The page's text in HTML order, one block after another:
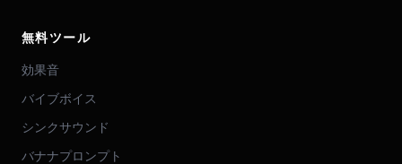
無料ツール
効果音
バイブボイス
シンクサウンド
バナナプロンプト